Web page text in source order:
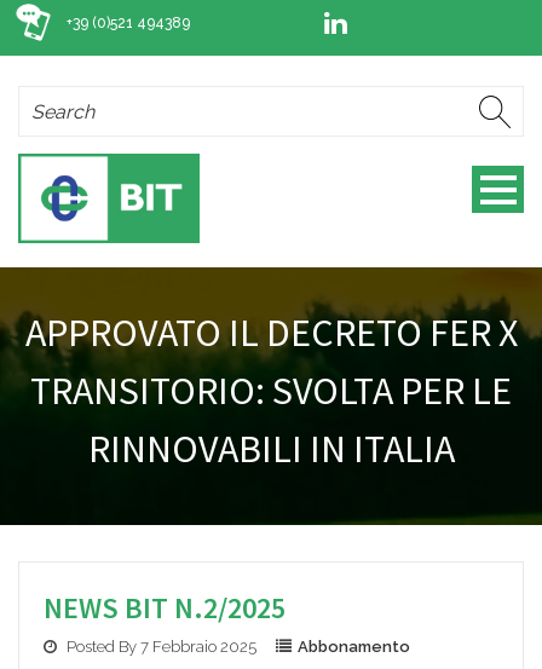
+39 (0)521 494389
APPROVATO IL DECRETO FER X
TRANSITORIO: SVOLTA PER LE
RINNOVABILI IN ITALIA
NEWS BIT N.2/2025
Posted By 7 Febbraio 2025 Abbonamento